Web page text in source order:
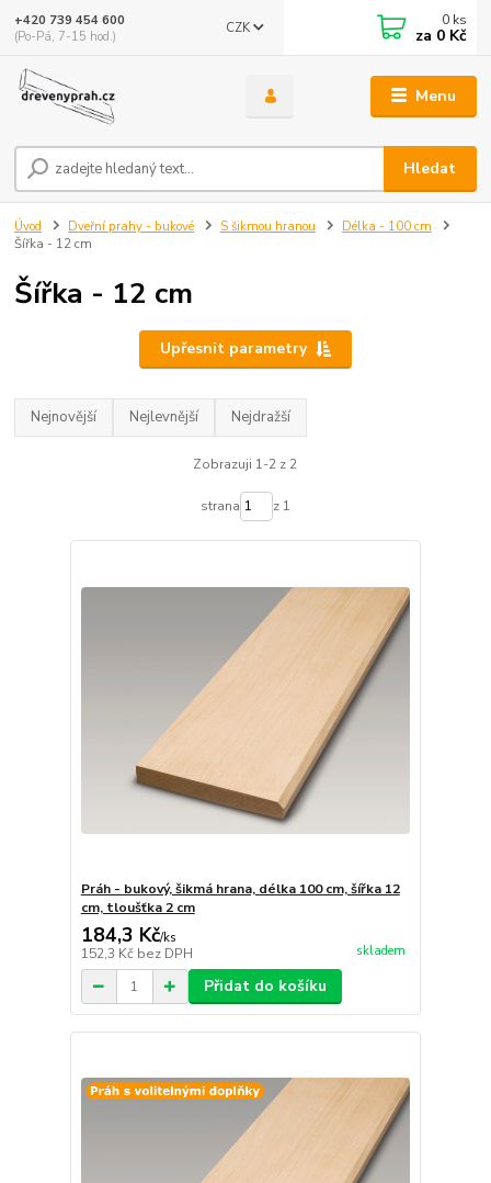
Menu
CZK
Hledat
+420 739 454 600
(Po-Pá, 7-15 hod.)
0 ks
za 0 Kč
Úvod Dveřní prahy - bukové S šikmou hranou
Délka - 100 cm
Šířka - 12 cm
Šířka - 12 cm
Upřesnit parametry
Nejnovější Nejlevnější Nejdražší
Zobrazuji 1-2 z 2
strana z 1
Práh - bukový, šikmá hrana, délka 100 cm, šířka 12
cm, tloušťka 2 cm
184,3 Kč/ks
152,3 Kč bez DPH skladem
Přidat do košíku